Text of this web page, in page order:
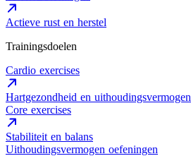
Actieve rust en herstel
Trainingsdoelen
Cardio exercises
Hartgezondheid en uithoudingsvermogen
Core exercises
Stabiliteit en balans
Uithoudingsvermogen oefeningen